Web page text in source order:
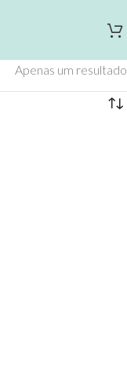
Apenas um resultado